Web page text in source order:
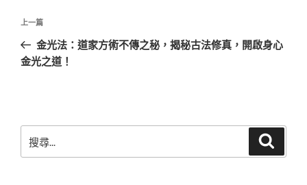
文
導
覽
上
一
篇
上一篇
金光法：道家方術不傳之秘，揭秘古法修真，開啟身心
金光之道！
尋